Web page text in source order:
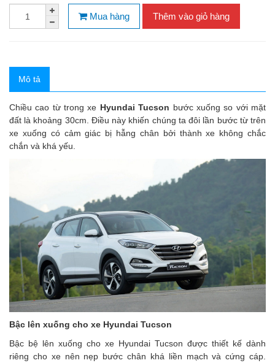
Mua hàng Thêm vào giỏ hàng
Mô tả
Chiều cao từ trong xe Hyundai Tucson bước xuống so với mặt
đất là khoảng 30cm. Điều này khiến chúng ta đôi lần bước từ trên
xe xuống có cảm giác bị hẫng chân bởi thành xe không chắc
chắn và khá yếu.
Bậc lên xuống cho xe Hyundai Tucson
Bậc bệ lên xuống cho xe Hyundai Tucson được thiết kế dành
riêng cho xe nên nẹp bước chân khá liền mạch và cứng cáp.